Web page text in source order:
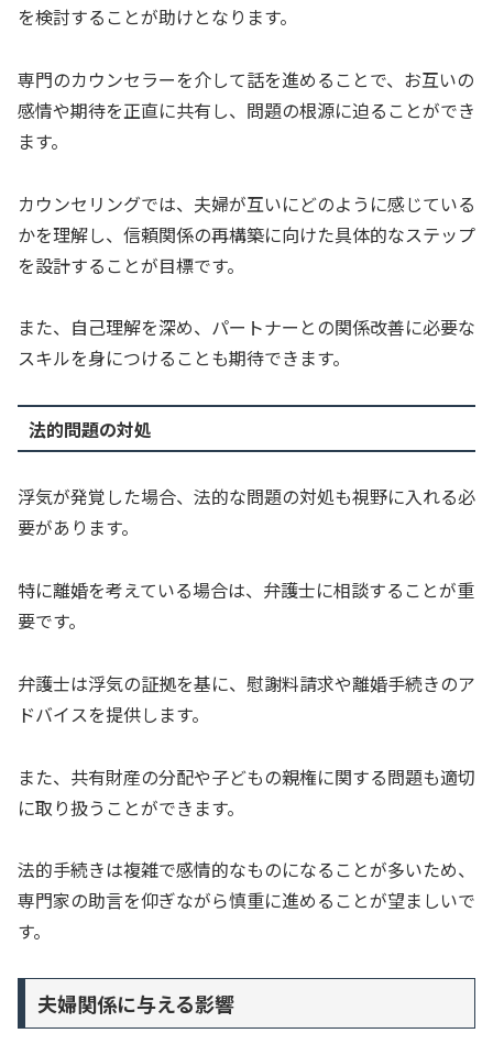
を検討することが助けとなります。
専門のカウンセラーを介して話を進めることで、お互いの
感情や期待を正直に共有し、問題の根源に迫ることができ
ます。
カウンセリングでは、夫婦が互いにどのように感じている
かを理解し、信頼関係の再構築に向けた具体的なステップ
を設計することが目標です。
また、自己理解を深め、パートナーとの関係改善に必要な
スキルを身につけることも期待できます。
法的問題の対処
浮気が発覚した場合、法的な問題の対処も視野に入れる必
要があります。
特に離婚を考えている場合は、弁護士に相談することが重
要です。
弁護士は浮気の証拠を基に、慰謝料請求や離婚手続きのア
ドバイスを提供します。
また、共有財産の分配や子どもの親権に関する問題も適切
に取り扱うことができます。
法的手続きは複雑で感情的なものになることが多いため、
専門家の助言を仰ぎながら慎重に進めることが望ましいで
す。
夫婦関係に与える影響